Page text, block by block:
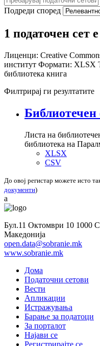
Подреди според
1 податочен сет
Лиценци: Creative
институт Формати: XLSX
библиотека книга
Филтрирај ги резултатите
Листа на
библиотека на
XLSX
CSV
До овој регистар можете исто
документи)
a
Бул.11 Октомври 10 1000
Македонија
open.data@sobranie.mk
www.sobranie.mk
Дома
Податочни сетови
Вести
Апликации
Истражувања
Барање за податоци
За порталот
Најави се
Регистрирајте се